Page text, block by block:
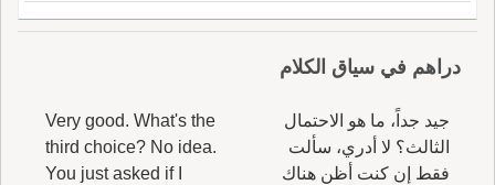
دراهم في سياق الكلام
جيد جداً، ما هو الاحتمال
الثالث؟ لا أدري، سألت
فقط إن كنت أظن هناك
Very good. What's the
third choice? No idea.
You just asked if I